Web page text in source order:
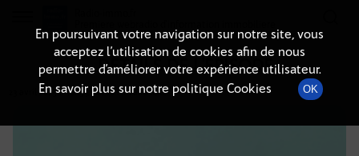
DÉTAILS DE L'ÉPISODE
23 avril 2025à 10h59 , durée : Invalid date
En poursuivant votre navigation sur notre site, vous
acceptez l’utilisation de cookies afin de nous
permettre d’améliorer votre expérience utilisateur.
En savoir plus sur notre politique Cookies
OK